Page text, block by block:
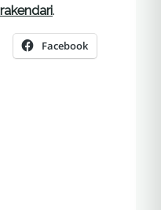
.
Facebook